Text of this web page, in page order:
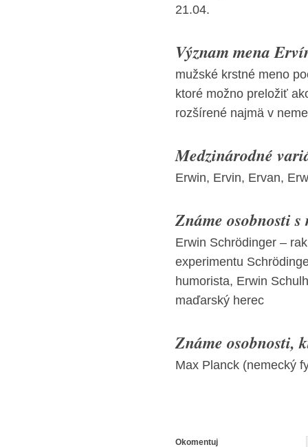
21.04.
Význam mena
mužské krstné meno
ktoré možno preložiť
rozšírené najmä v
Medzinárodné
Erwin, Ervin, Ervan,
Známe osobnosti
Erwin Schrödinger –
experimentu
humorista, Erwin
maďarský herec
Známe osobnosti,
Max Planck (nemecký
Okomentuj